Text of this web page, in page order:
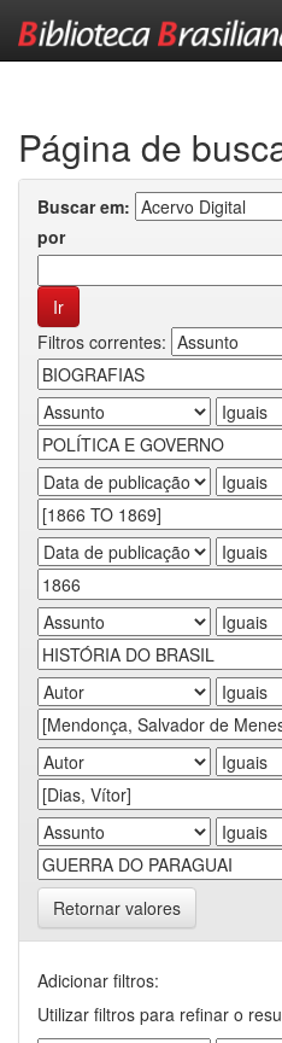
Página de
Buscar em:
por
Filtros correntes:
Retornar valores
Adicionar filtros:
Utilizar filtros para refinar o